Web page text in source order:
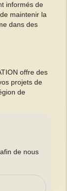
informés de
maintenir la
dans des
offre des
projets de
de
de nous